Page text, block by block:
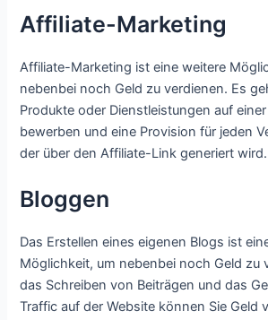
Affiliate-Marketing
Affiliate-Marketing ist eine weitere
nebenbei noch Geld zu verdienen. Es
Produkte oder Dienstleistungen auf
bewerben und eine Provision für jeden
der über den Affiliate-Link generiert wird.
Bloggen
Das Erstellen eines eigenen Blogs ist
Möglichkeit, um nebenbei noch Geld zu
das Schreiben von Beiträgen und das
Traffic auf der Website können Sie Geld